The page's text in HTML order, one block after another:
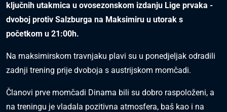
ključnih utakmica u ovosezonskom izdanju Lige prvaka -
dvoboj protiv Salzburga na Maksimiru u utorak s
početkom u 21:00h.
Na maksimirskom travnjaku plavi su u ponedjeljak odradili
zadnji trening prije dvoboja s austrijskom momčadi.
Članovi prve momčadi Dinama bili su dobro raspoloženi, a
na treningu je vladala pozitivna atmosfera, baš kao i na